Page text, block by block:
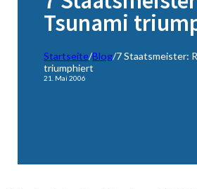
Tsunami
Startseite/Blog/7 Staatsmeister:
triumphiert
21. Mai 2006